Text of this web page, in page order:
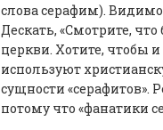
слова серафим).
Дескать, «Смотрите,
церкви. Хотите, чтобы
используют
сущности «серафитов».
потому что «фанатики